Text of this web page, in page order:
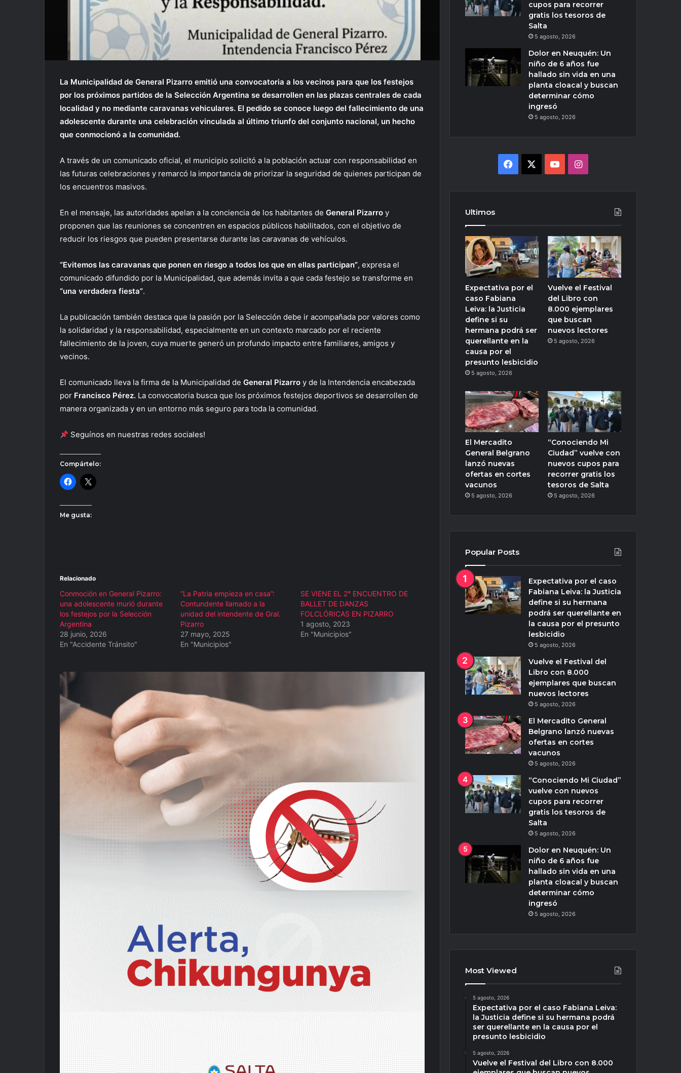
La Municipalidad de General Pizarro emitió una convocatoria a los vecinos para que los festejos
por los próximos partidos de la Selección Argentina se desarrollen en las plazas centrales de cada
localidad y no mediante caravanas vehiculares. El pedido se conoce luego del fallecimiento de una
adolescente durante una celebración vinculada al último triunfo del conjunto nacional, un hecho
que conmocionó a la comunidad.
A través de un comunicado oficial, el municipio solicitó a la población actuar con responsabilidad en
las futuras celebraciones y remarcó la importancia de priorizar la seguridad de quienes participan de
los encuentros masivos.
En el mensaje, las autoridades apelan a la conciencia de los habitantes de General Pizarro y
proponen que las reuniones se concentren en espacios públicos habilitados, con el objetivo de
reducir los riesgos que pueden presentarse durante las caravanas de vehículos.
“Evitemos las caravanas que ponen en riesgo a todos los que en ellas participan”, expresa el
comunicado difundido por la Municipalidad, que además invita a que cada festejo se transforme en
“una verdadera fiesta”.
La publicación también destaca que la pasión por la Selección debe ir acompañada por valores como
la solidaridad y la responsabilidad, especialmente en un contexto marcado por el reciente
fallecimiento de la joven, cuya muerte generó un profundo impacto entre familiares, amigos y
vecinos.
El comunicado lleva la firma de la Municipalidad de General Pizarro y de la Intendencia encabezada
por Francisco Pérez. La convocatoria busca que los próximos festejos deportivos se desarrollen de
manera organizada y en un entorno más seguro para toda la comunidad.
Seguínos en nuestras redes sociales!
Compártelo:
Me gusta:
Relacionado
Conmoción en General Pizarro:
una adolescente murió durante
los festejos por la Selección
Argentina
28 junio, 2026
En "Accidente Tránsito"
“La Patria empieza en casa”:
Contundente llamado a la
unidad del intendente de Gral.
Pizarro
27 mayo, 2025
En "Municipios"
SE VIENE EL 2° ENCUENTRO DE
BALLET DE DANZAS
FOLCLÓRICAS EN PIZARRO
1 agosto, 2023
En "Municipios"
cupos para recorrer
gratis los tesoros de
Salta
5 agosto, 2026
Dolor en Neuquén: Un
niño de 6 años fue
hallado sin vida en una
planta cloacal y buscan
determinar cómo
ingresó
5 agosto, 2026
Facebook YouTubeInstagram
Ultimos
Expectativa por el
caso Fabiana
Leiva: la Justicia
define si su
hermana podrá ser
querellante en la
causa por el
presunto lesbicidio
5 agosto, 2026
Vuelve el Festival
del Libro con
8.000 ejemplares
que buscan
nuevos lectores
5 agosto, 2026
El Mercadito
General Belgrano
lanzó nuevas
ofertas en cortes
vacunos
5 agosto, 2026
“Conociendo Mi
Ciudad” vuelve con
nuevos cupos para
recorrer gratis los
tesoros de Salta
5 agosto, 2026
Popular Posts
Expectativa por el caso
Fabiana Leiva: la Justicia
define si su hermana
podrá ser querellante en
la causa por el presunto
lesbicidio
5 agosto, 2026
Vuelve el Festival del
Libro con 8.000
ejemplares que buscan
nuevos lectores
5 agosto, 2026
El Mercadito General
Belgrano lanzó nuevas
ofertas en cortes
vacunos
5 agosto, 2026
“Conociendo Mi Ciudad”
vuelve con nuevos
cupos para recorrer
gratis los tesoros de
Salta
5 agosto, 2026
Dolor en Neuquén: Un
niño de 6 años fue
hallado sin vida en una
planta cloacal y buscan
determinar cómo
ingresó
5 agosto, 2026
Most Viewed
5 agosto, 2026
Expectativa por el caso Fabiana Leiva:
la Justicia define si su hermana podrá
ser querellante en la causa por el
presunto lesbicidio
5 agosto, 2026
Vuelve el Festival del Libro con 8.000